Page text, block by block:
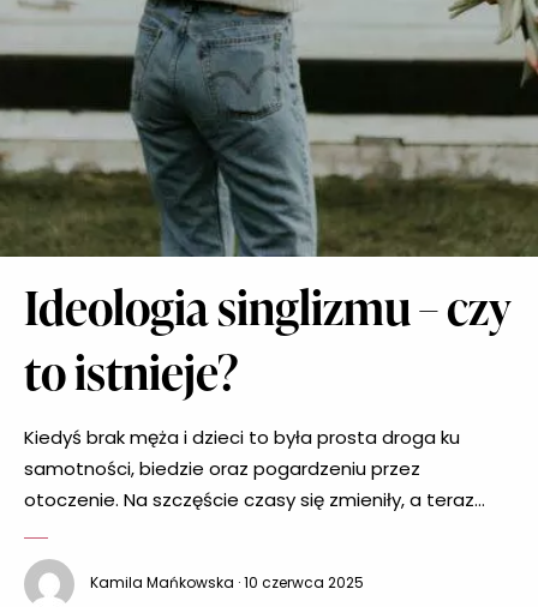
Ideologia singlizmu – czy
to istnieje?
Kiedyś brak męża i dzieci to była prosta droga ku
samotności, biedzie oraz pogardzeniu przez
otoczenie. Na szczęście czasy się zmieniły, a teraz
budzi już zdziwienia. Skąd ta zmiana? A może to
rozkwit tzw. ideologii singlizmu? Ideologia singlizmu –
Kamila Mańkowska · 10 czerwca 2025